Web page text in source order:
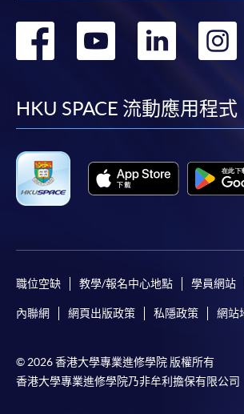
轉
facebook
轉
youtube
轉
HKU SPACE 流動應用程式
職位空缺 教學/報名中心地點 學員網站
內聯網 網頁出版政策 私隱政策 網站
© 2026 香港大學專業進修學院 版權所有
香港大學專業進修學院乃非牟利擔保有限公司